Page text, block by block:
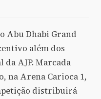
Abu Dhabi Grand
além dos
AJP. Marcada
na Arena Carioca 1,
distribuirá